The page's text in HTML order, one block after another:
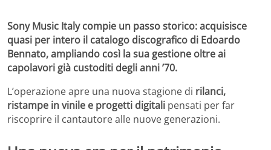
Sony Music Italy compie un passo storico: acquisisce
quasi per intero il catalogo discografico di Edoardo
Bennato, ampliando così la sua gestione oltre ai
capolavori già custoditi degli anni ’70.
L’operazione apre una nuova stagione di rilanci,
ristampe in vinile e progetti digitali pensati per far
riscoprire il cantautore alle nuove generazioni.